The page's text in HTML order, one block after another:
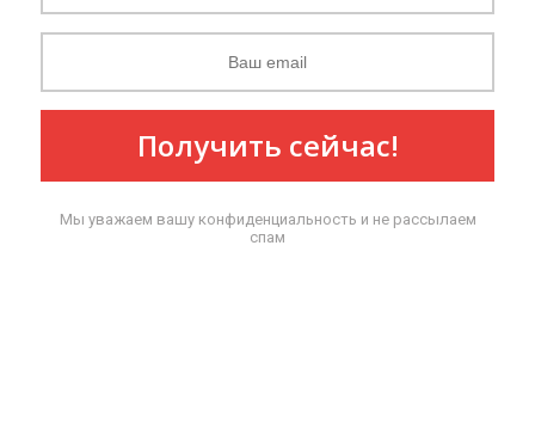
Получить сейчас!
Мы уважаем вашу конфиденциальность и не рассылаем
спам